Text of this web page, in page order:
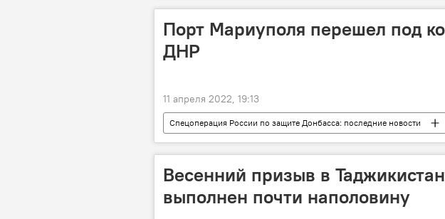
Порт Мариуполя перешел под
ДНР
11 апреля 2022, 19:13
Спецоперация России по защите Донбасса: последние новости
Армия и вооружение
Весенний призыв в
выполнен почти наполовину